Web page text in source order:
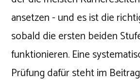
ansetzen - und es ist die
sobald die ersten beiden
funktionieren. Eine
Prüfung dafür steht im